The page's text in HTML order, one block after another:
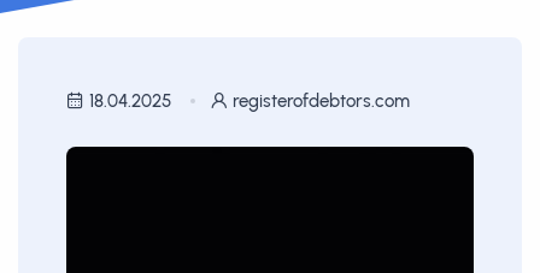
18.04.2025 registerofdebtors.com